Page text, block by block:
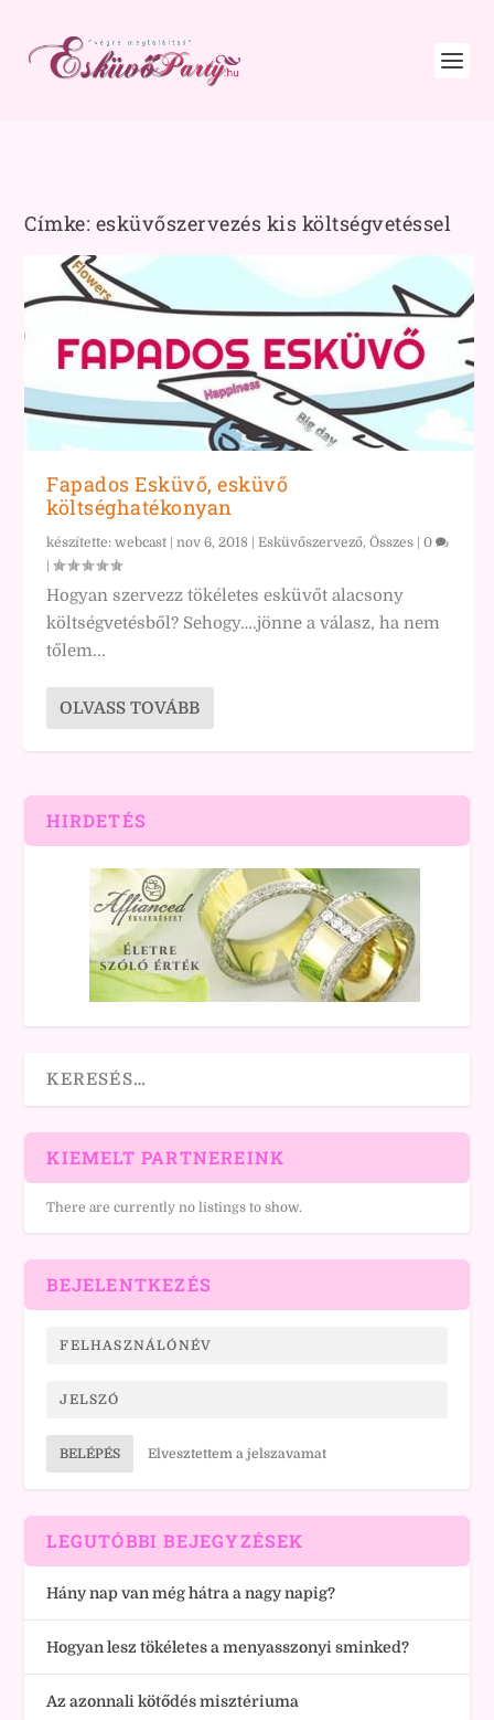
Címke: esküvőszervezés kis költségvetéssel
Fapados Esküvő, esküvő
költséghatékonyan
készítette:webcast |nov 6, 2018 |Esküvőszervező,Összes |0
|
Hogyan szervezz tökéletes esküvőt alacsony
költségvetésből? Sehogy….jönne a válasz, ha nem
tőlem...
OLVASS TOVÁBB
HIRDETÉS
KIEMELT PARTNEREINK
There are currently no listings to show.
BEJELENTKEZÉS
BELÉPÉS Elvesztettem a jelszavamat
LEGUTÓBBI BEJEGYZÉSEK
Hány nap van még hátra a nagy napig?
Hogyan lesz tökéletes a menyasszonyi sminked?
Az azonnali kötődés misztériuma